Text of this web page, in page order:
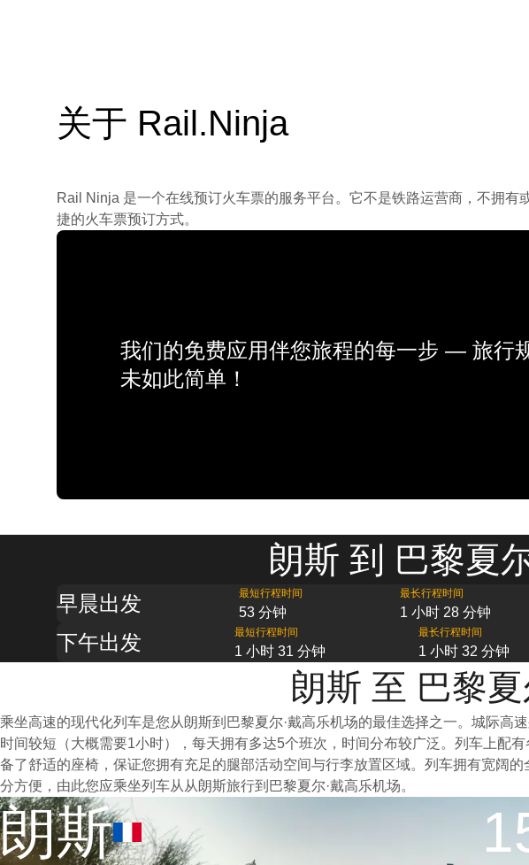
关于 Rail.Ninja
Rail Ninja 是一个在线预订火车票的服务平台。它不是铁路运营商，不拥
捷的火车票预订方式。
我们的免费应用伴您旅程的每一步 — 旅行
未如此简单！
朗斯 到 巴黎夏
早晨出发 最短行程时间
53 分钟
最长行程时间
1 小时 28 分钟
下午出发 最短行程时间
1 小时 31 分钟
最长行程时间
1 小时 32 分钟
朗斯 至 巴黎
乘坐高速的现代化列车是您从朗斯到巴黎夏尔·戴高乐机场的最佳选择之一。城际
时间较短（大概需要1小时），每天拥有多达5个班次，时间分布较广泛。列车上配
备了舒适的座椅，保证您拥有充足的腿部活动空间与行李放置区域。列车拥有宽阔
分方便，由此您应乘坐列车从从朗斯旅行到巴黎夏尔·戴高乐机场。
朗斯